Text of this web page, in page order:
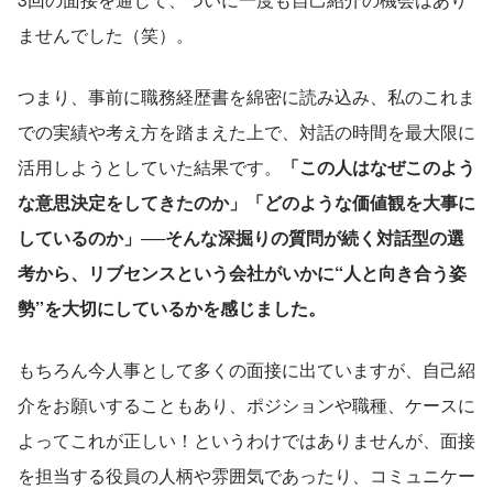
ませんでした（笑）。
つまり、事前に職務経歴書を綿密に読み込み、私のこれま
での実績や考え方を踏まえた上で、対話の時間を最大限に
活用しようとしていた結果です。
「この人はなぜこのよう
な意思決定をしてきたのか」「どのような価値観を大事に
しているのか」──そんな深掘りの質問が続く対話型の選
考から、リブセンスという会社がいかに“人と向き合う姿
勢”を大切にしているかを感じました。
もちろん今人事として多くの面接に出ていますが、自己紹
介をお願いすることもあり、ポジションや職種、ケースに
よってこれが正しい！というわけではありませんが、面接
を担当する役員の人柄や雰囲気であったり、コミュニケー